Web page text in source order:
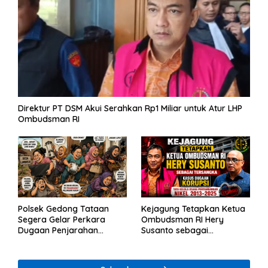
Direktur PT DSM Akui Serahkan Rp1 Miliar untuk Atur LHP
Ombudsman RI
Polsek Gedong Tataan
Segera Gelar Perkara
Dugaan Penjarahan
Kejagung Tetapkan Ketua
Ombudsman RI Hery
Susanto sebagai
Tambang Nikel